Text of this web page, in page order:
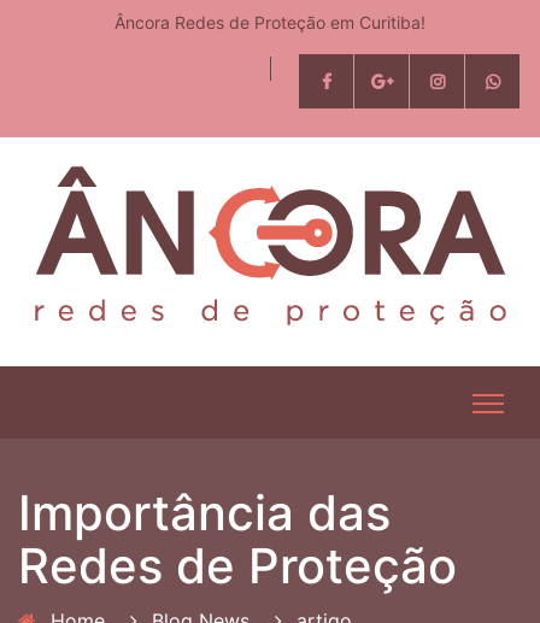
Âncora Redes de Proteção em Curitiba!
Importância das
Redes de Proteção